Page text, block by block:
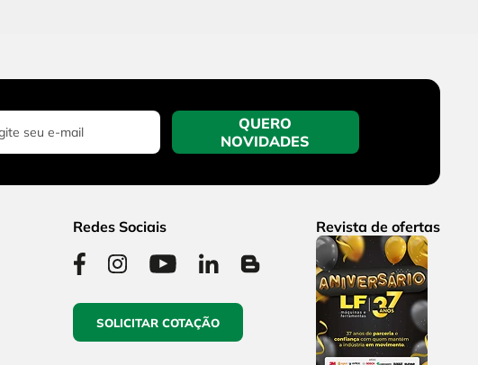
QUERO
NOVIDADES
Redes Sociais
SOLICITAR COTAÇÃO
Revista de ofertas